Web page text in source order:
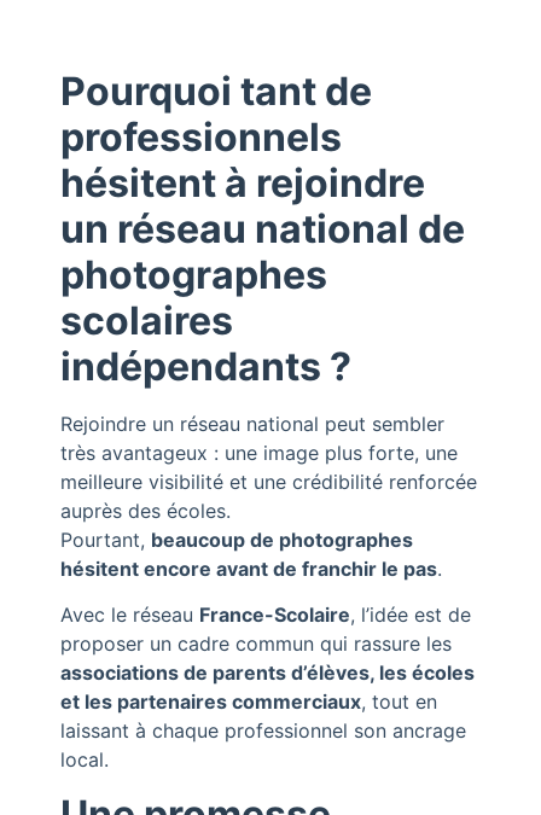
Pourquoi tant de
professionnels
hésitent à rejoindre
un réseau national de
photographes
scolaires
indépendants ?
Rejoindre un réseau national peut sembler
très avantageux : une image plus forte, une
meilleure visibilité et une crédibilité renforcée
auprès des écoles.
Pourtant, beaucoup de photographes
hésitent encore avant de franchir le pas.
Avec le réseau France-Scolaire, l’idée est de
proposer un cadre commun qui rassure les
associations de parents d’élèves, les écoles
et les partenaires commerciaux, tout en
laissant à chaque professionnel son ancrage
local.